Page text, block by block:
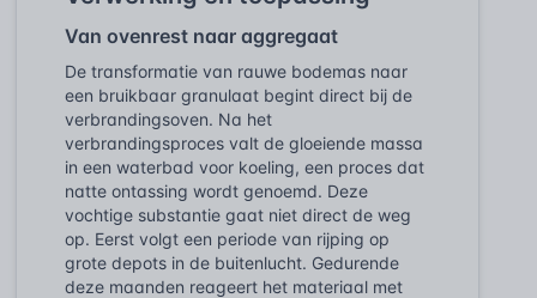
Van ovenrest naar aggregaat
De transformatie van rauwe bodemas naar
een bruikbaar granulaat begint direct bij de
verbrandingsoven. Na het
verbrandingsproces valt de gloeiende massa
in een waterbad voor koeling, een proces dat
natte ontassing wordt genoemd. Deze
vochtige substantie gaat niet direct de weg
op. Eerst volgt een periode van rijping op
grote depots in de buitenlucht. Gedurende
deze maanden reageert het materiaal met